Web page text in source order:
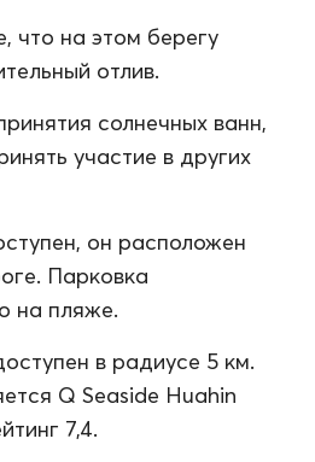
что на этом берегу
отлив.
солнечных ванн,
участие в других
он расположен
Парковка
на пляже.
в радиусе 5 км.
Q Seaside Huahin
7,4.